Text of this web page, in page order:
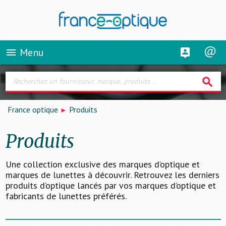
menu Menu
search
France optique Produits
Produits
Une collection exclusive des marques d’optique et
marques de lunettes à découvrir. Retrouvez les derniers
produits d’optique lancés par vos marques d’optique et
fabricants de lunettes préférés.